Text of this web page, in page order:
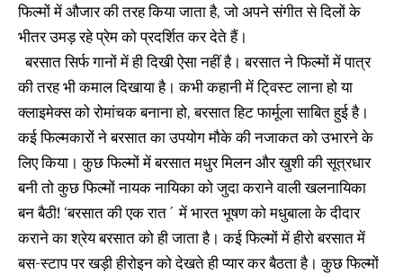
फिल्मों में औजार की तरह किया जाता है, जो अपने संगीत से दिलों के
भीतर उमड़ रहे प्रेम को प्रदर्शित कर देते हैं।
बरसात सिर्फ गानों में ही दिखी ऐसा नहीं है। बरसात ने फिल्मों में पात्र
की तरह भी कमाल दिखाया है। कभी कहानी में टि्वस्ट लाना हो या
क्लाइमेक्स को रोमांचक बनाना हो, बरसात हिट फार्मूला साबित हुई है।
कई फिल्मकारों ने बरसात का उपयोग मौके की नजाकत को उभारने के
लिए किया। कुछ फिल्मों में बरसात मधुर मिलन और खुशी की सूत्रधार
बनी तो कुछ फिल्मों नायक नायिका को जुदा कराने वाली खलनायिका
बन बैठी! ‘बरसात की एक रात´ में भारत भूषण को मधुबाला के दीदार
कराने का श्रेय बरसात को ही जाता है। कई फिल्मों में हीरो बरसात में
बस-स्टाप पर खड़ी हीरोइन को देखते ही प्यार कर बैठता है। कुछ फिल्मों